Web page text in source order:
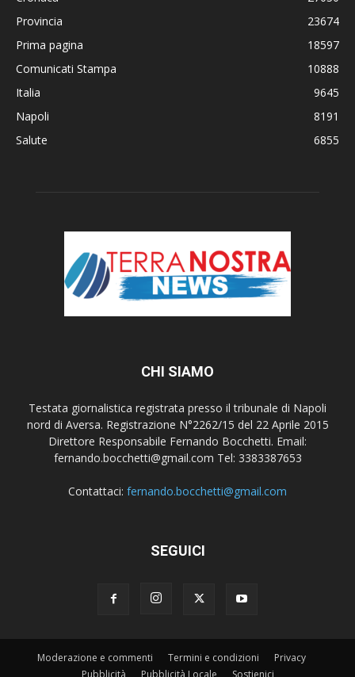
Provincia
23674
Prima pagina
18597
Comunicati Stampa
10888
Italia
9645
Napoli
8191
Salute
6855
CHI SIAMO
Testata giornalistica registrata presso il tribunale di Napoli
nord di Aversa. Registrazione N°2262/15 del 22 Aprile 2015
Direttore Responsabile Fernando Bocchetti. Email:
fernando.bocchetti@gmail.com Tel: 3383387653
Contattaci: fernando.bocchetti@gmail.com
SEGUICI
Moderazione e commenti Termini e condizioni
Privacy
Pubblicità
Pubblicità Locale Sostienici